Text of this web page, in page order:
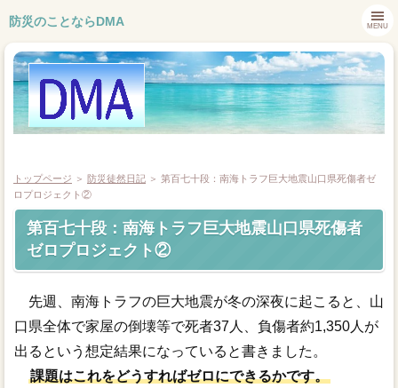
防災のことならDMA MENU
トップページ
会社概要
お問合せ
トップページ ＞ 防災徒然日記 ＞ 第百七十段：南海トラフ巨大地震山口県死傷者ゼ
ロプロジェクト②
第百七十段：南海トラフ巨大地震山口県死傷者
ゼロプロジェクト②
先週、南海トラフの巨大地震が冬の深夜に起こると、山
口県全体で家屋の倒壊等で死者37人、負傷者約1,350人が
出るという想定結果になっていると書きました。
課題はこれをどうすればゼロにできるかです。